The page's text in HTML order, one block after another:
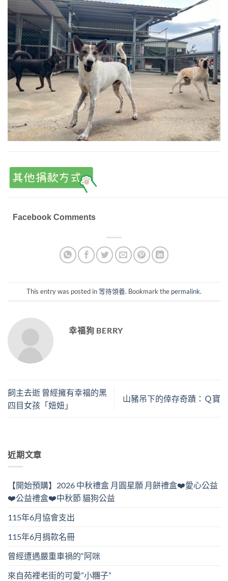
Facebook Comments
This entry was posted in等待領養. Bookmark the permalink.
幸福狗 BERRY
飼主去逝 曾經擁有幸福的黑
四目女孩「妞妞」
山豬吊下的倖存奇蹟：Ｑ寶
近期文章
【開始預購】2026 中秋禮盒 月圓星願 月餅禮盒❤️愛心公益
❤️公益禮盒❤️中秋節 貓狗公益
115年6月協會支出
115年6月捐款名冊
曾經遭遇嚴重車禍的“阿咪
來自苑裡老街的可愛”小糰子”